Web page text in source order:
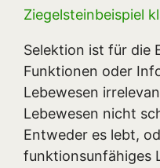
Ziegelsteinbeispiel
Selektion ist für die
Funktionen oder
Lebewesen
Lebewesen nicht
Entweder es lebt,
funktionsunfähiges